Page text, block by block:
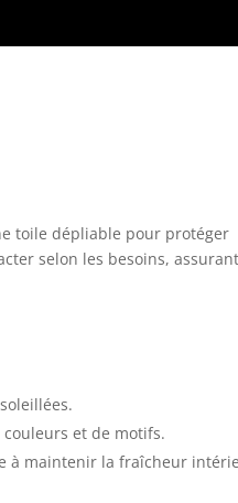
toile dépliable pour protéger
selon les besoins, assurant
et de motifs.
à maintenir la fraîcheur